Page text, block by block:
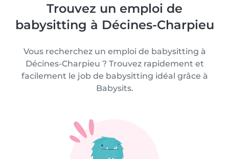
Trouvez un emploi de
babysitting à Décines-Charpieu
Vous recherchez un emploi de babysitting à
Décines-Charpieu ? Trouvez rapidement et
facilement le job de babysitting idéal grâce à
Babysits.